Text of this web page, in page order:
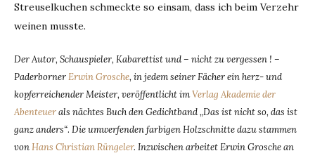
Streuselkuchen schmeckte so einsam, dass ich beim Verzehr
weinen musste.
Der Autor, Schauspieler, Kabarettist und – nicht zu vergessen ! –
PaderbornerErwin Grosche, in jedem seiner Fächer ein herz- und
kopferreichender Meister, veröffentlicht imVerlag Akademie der
Abenteuerals nächtes Buch den Gedichtband „Das ist nicht so, das ist
ganz anders“. Die umwerfenden farbigen Holzschnitte dazu stammen
vonHans Christian Rüngeler. Inzwischen arbeitet Erwin Grosche an